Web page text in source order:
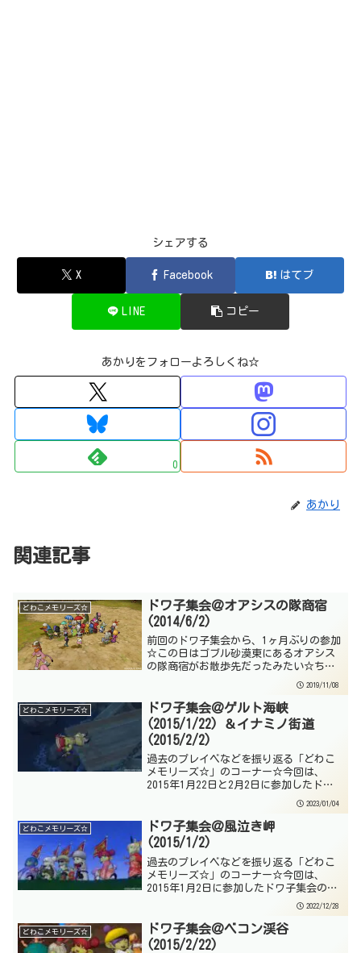
シェアする
X Facebook はてブ
LINE コピー
あかりをフォローよろしくね☆
0
あかり
関連記事
どわこメモリーズ☆
ドワ子集会＠オアシスの隊商宿
(2014/6/2)
前回のドワ子集会から、1ヶ月ぶりの参加
☆この日はゴブル砂漠東にあるオアシス
の隊商宿がお散歩先だったみたい☆ちょ
っと珍しくゴシックハットなんてかぶっ
がコーディネートを考えてくれたんだよ
ね。実際には、この写真...
2019/11/08
どわこメモリーズ☆
ドワ子集会＠ゲルト海峡
(2015/1/22) ＆イナミノ街道
(2015/2/2)
過去のプレイベなどを振り返る「どわこ
メモリーズ☆」のコーナー☆今回は、
2015年1月22日と2月2日に参加したドワ
子集会の模様をダブルでお届けするよ☆
散歩先が猫島だったみたいだけど、写真
が残ってない...
2023/01/04
どわこメモリーズ☆
ドワ子集会＠風泣き岬
(2015/1/2)
過去のプレイベなどを振り返る「どわこ
メモリーズ☆」のコーナー☆今回は、
2015年1月2日に参加したドワ子集会の模
様をお届けするよ☆前回は写真が少なか
て、お正月ということで、いつもとちが
う気合いが入ってい...
2022/12/28
どわこメモリーズ☆
ドワ子集会＠ベコン渓谷
(2015/2/22)